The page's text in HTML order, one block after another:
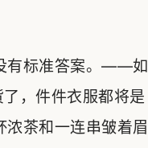
有标准答案。——如
，件件衣服都将是
茶和一连串皱着眉